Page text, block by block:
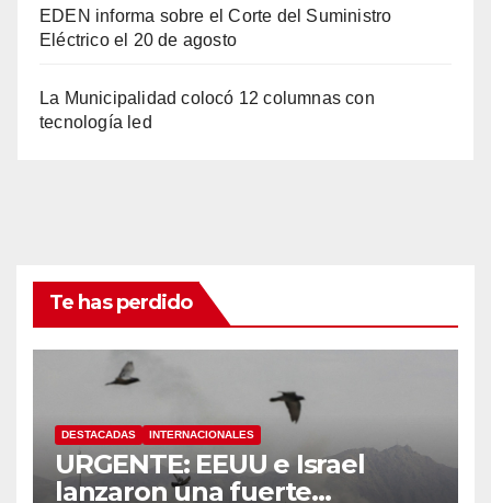
EDEN informa sobre el Corte del Suministro
Eléctrico el 20 de agosto
La Municipalidad colocó 12 columnas con
tecnología led
Te has perdido
DESTACADAS INTERNACIONALES
URGENTE: EEUU e Israel
lanzaron una fuerte